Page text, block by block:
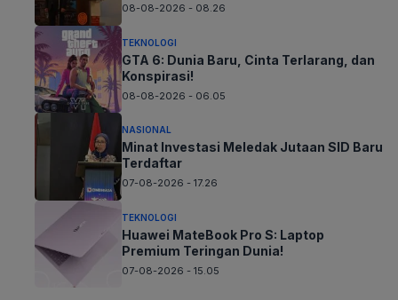
08-08-2026 - 08.26
TEKNOLOGI
GTA 6: Dunia Baru, Cinta Terlarang, dan
Konspirasi!
08-08-2026 - 06.05
NASIONAL
Minat Investasi Meledak Jutaan SID Baru
Terdaftar
07-08-2026 - 17.26
TEKNOLOGI
Huawei MateBook Pro S: Laptop
Premium Teringan Dunia!
07-08-2026 - 15.05